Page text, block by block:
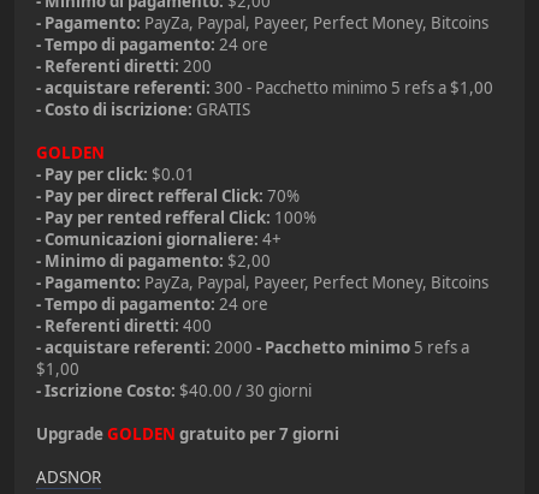
- Pagamento: PayZa, Paypal, Payeer, Perfect Money, Bitcoins
- Tempo di pagamento: 24 ore
- Referenti diretti: 200
- acquistare referenti: 300 - Pacchetto minimo 5 refs a $1,00
- Costo di iscrizione: GRATIS
GOLDEN
- Pay per click: $0.01
- Pay per direct refferal Click: 70%
- Pay per rented refferal Click: 100%
- Comunicazioni giornaliere: 4+
- Minimo di pagamento: $2,00
- Pagamento: PayZa, Paypal, Payeer, Perfect Money, Bitcoins
- Tempo di pagamento: 24 ore
- Referenti diretti: 400
- acquistare referenti: 2000 - Pacchetto minimo 5 refs a
$1,00
- Iscrizione Costo: $40.00 / 30 giorni
UpgradeGOLDEN gratuito per 7 giorni
ADSNOR